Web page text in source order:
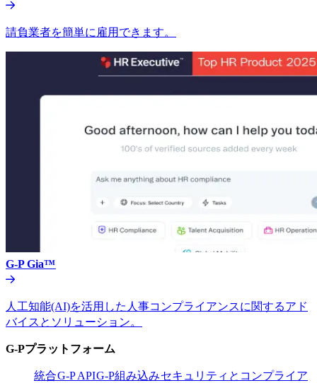
請負業者を簡単に雇用できます。​​
G-P Gia™​​
人工知能(AI)を活用した人事コンプライアンスに関するアド
バイスとソリューション。​​
G-Pプラットフォーム​​
統合​​G-P API​​G-P組み込み​​セキュリティとコンプライア